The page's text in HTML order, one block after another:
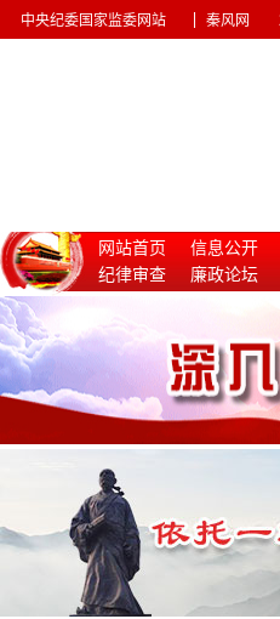
中央纪委国家监委网站 秦风网
网站首页 信息公开
纪律审查
廉政论坛